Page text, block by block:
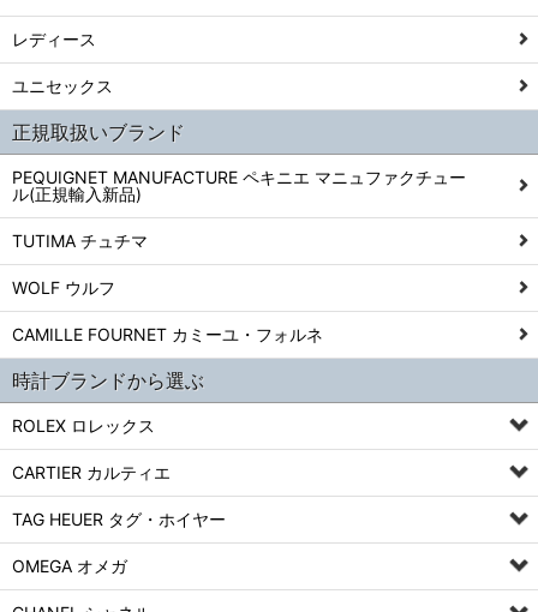
レディース
ユニセックス
正規取扱いブランド
PEQUIGNET MANUFACTURE ペキニエ マニュファクチュー
ル(正規輸入新品)
TUTIMA チュチマ
WOLF ウルフ
CAMILLE FOURNET カミーユ・フォルネ
時計ブランドから選ぶ
ROLEX ロレックス
CARTIER カルティエ
TAG HEUER タグ・ホイヤー
OMEGA オメガ